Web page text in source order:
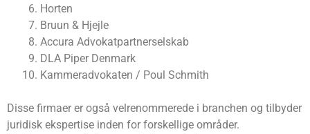
Horten
Bruun & Hjejle
Accura Advokatpartnerselskab
DLA Piper Denmark
Kammeradvokaten / Poul Schmith
Disse firmaer er også velrenommerede i branchen og tilbyder
juridisk ekspertise inden for forskellige områder.